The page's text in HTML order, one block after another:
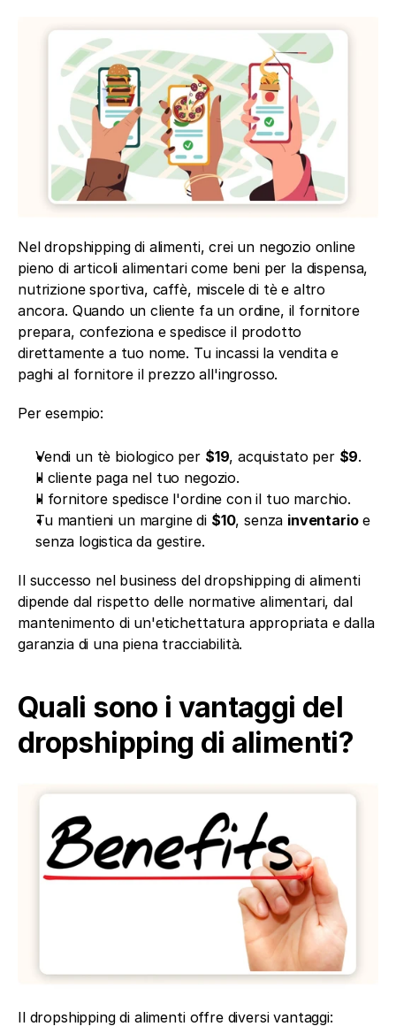
Nel dropshipping di alimenti, crei un negozio online
pieno di articoli alimentari come beni per la dispensa,
nutrizione sportiva, caffè, miscele di tè e altro
ancora. Quando un cliente fa un ordine, il fornitore
prepara, confeziona e spedisce il prodotto
direttamente a tuo nome. Tu incassi la vendita e
paghi al fornitore il prezzo all'ingrosso.
Per esempio:
Vendi un tè biologico per $19, acquistato per $9.
Il cliente paga nel tuo negozio.
Il fornitore spedisce l'ordine con il tuo marchio.
Tu mantieni un margine di $10, senza inventario e
senza logistica da gestire.
Il successo nel business del dropshipping di alimenti
dipende dal rispetto delle normative alimentari, dal
mantenimento di un'etichettatura appropriata e dalla
garanzia di una piena tracciabilità.
Quali sono i vantaggi del
dropshipping di alimenti?
Il dropshipping di alimenti offre diversi vantaggi: